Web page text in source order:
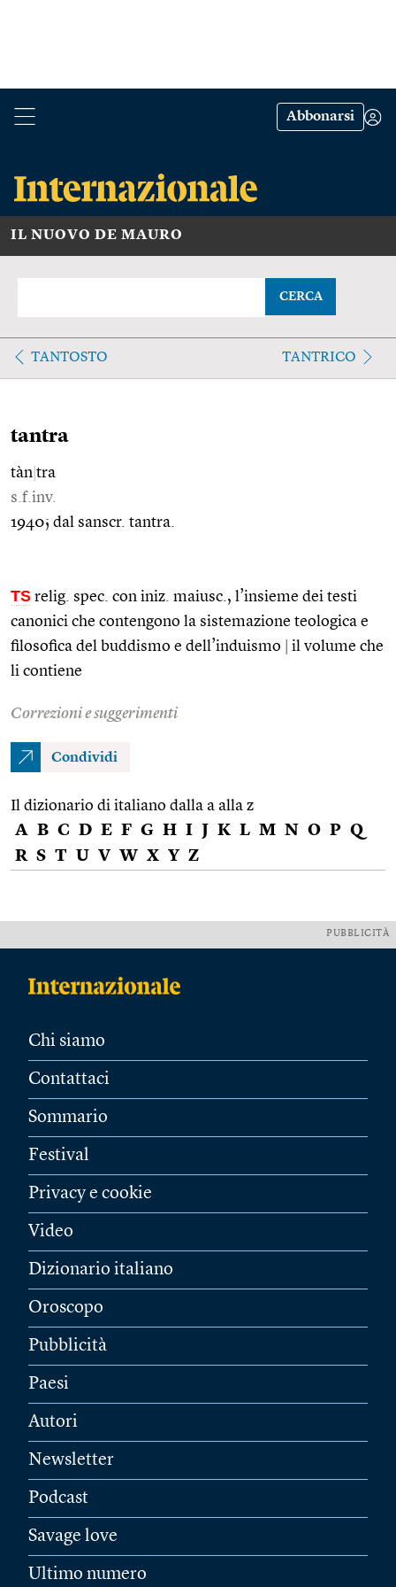
Abbonarsi
IL NUOVO DE MAURO
CERCA
TANTOSTO TANTRICO
tantra
tàn tra
s.f.inv.
1940; dal sanscr. tantra.
TS relig. spec. con iniz. maiusc., l’insieme dei testi
canonici che contengono la sistemazione teologica e
filosofica del buddismo e dell’induismo
il volume che
li contiene
Correzioni e suggerimenti
Condividi
Il dizionario di italiano dalla a alla z
A B C D E F G H I J K L M N O P Q
R S T U V W X Y Z
PUBBLICITÀ
Chi siamo
Contattaci
Sommario
Festival
Privacy e cookie
Video
Dizionario italiano
Oroscopo
Pubblicità
Paesi
Autori
Newsletter
Podcast
Savage love
Ultimo numero